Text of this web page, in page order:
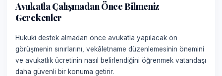
Avukatla Çalışmadan Önce Bilmeniz
Gerekenler
Hukuki destek almadan önce avukatla yapılacak ön
görüşmenin sınırlarını, vekâletname düzenlemesinin önemini
ve avukatlık ücretinin nasıl belirlendiğini öğrenmek vatandaşı
daha güvenli bir konuma getirir.